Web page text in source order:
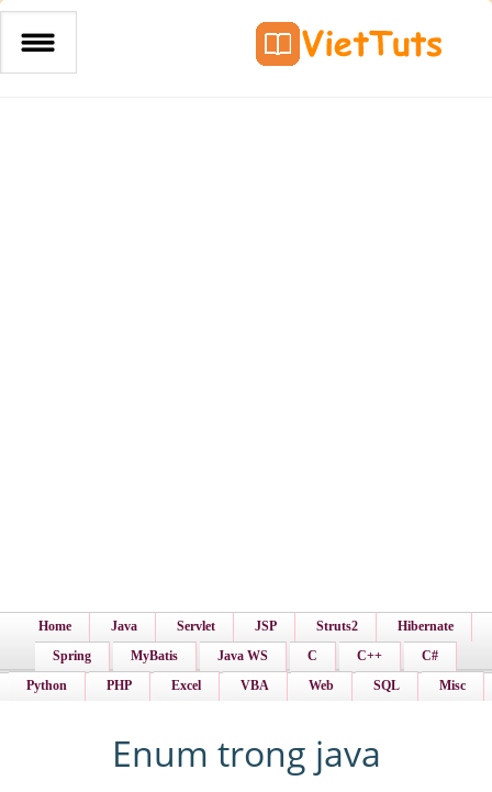
Home Java Servlet JSP Struts2
Hibernate
Spring
MyBatis Java WS C C++
C#
Python
PHP Excel VBA Web SQL Misc
Enum trong java